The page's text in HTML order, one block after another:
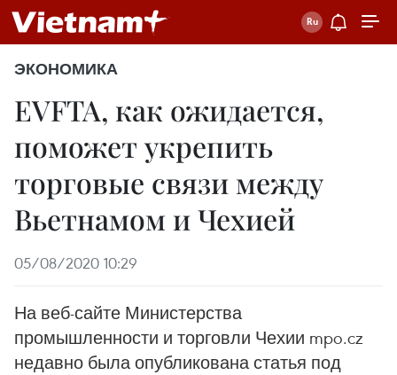
ЭКОНОМИКА
EVFTA, как ожидается,
поможет укрепить
торговые связи между
Вьетнамом и Чехией
05/08/2020 10:29
На веб-сайте Министерства
промышленности и торговли Чехии mpo.cz
недавно была опубликована статья под